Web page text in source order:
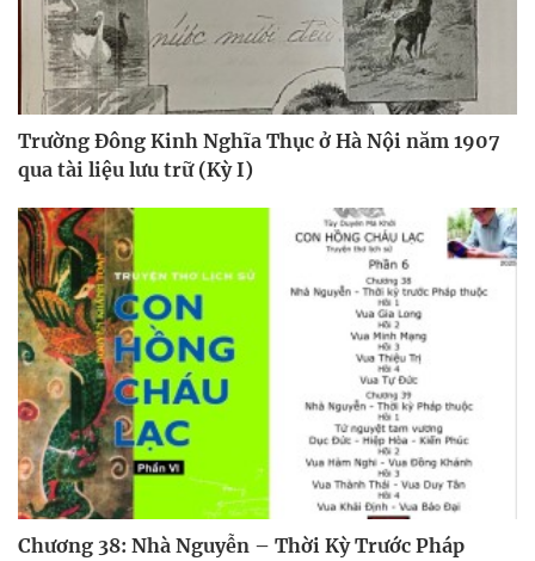
Trường Đông Kinh Nghĩa Thục ở Hà Nội năm 1907
qua tài liệu lưu trữ (Kỳ I)
Chương 38: Nhà Nguyễn – Thời Kỳ Trước Pháp